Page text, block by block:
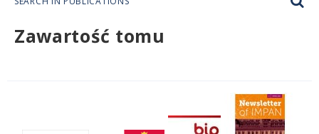
Zawartość tomu